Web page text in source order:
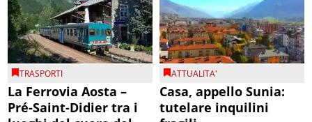
TRASPORTI
La Ferrovia Aosta –
Pré-Saint-Didier tra i
ATTUALITA'
Casa, appello Sunia:
tutelare inquilini